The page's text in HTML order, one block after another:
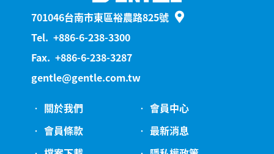
701046台南市東區裕農路825號
Tel. +886-6-238-3300
Fax. +886-6-238-3287
gentle@gentle.com.tw
關於我們
會員中心
會員條款
最新消息